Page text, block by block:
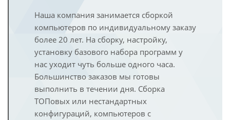
Наша компания занимается сборкой
компьютеров по индивидуальному заказу
более 20 лет. На сборку, настройку,
установку базового набора программ у
нас уходит чуть больше одного часа.
Большинство заказов мы готовы
выполнить в течении дня. Сборка
ТОПовых или нестандартных
конфигураций, компьютеров с